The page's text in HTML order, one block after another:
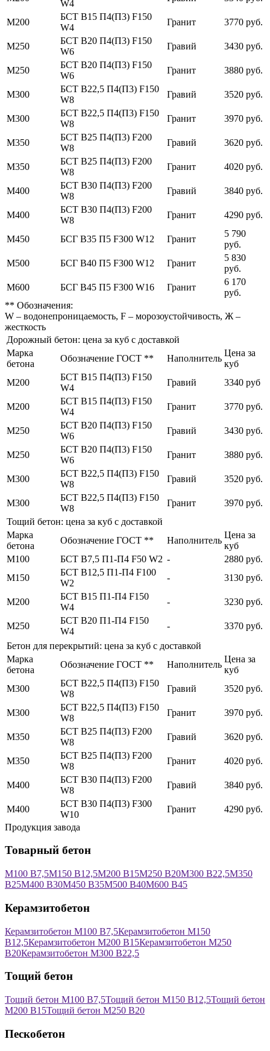
W4
М200
БСТ В15 П4(П3) F150
W4
Гранит 3770 руб.
М250
БСТ В20 П4(П3) F150
W6
Гравий 3430 руб.
М250
БСТ В20 П4(П3) F150
W6
Гранит 3880 руб.
М300
БСТ В22,5 П4(П3) F150
W8
Гравий 3520 руб.
М300
БСТ В22,5 П4(П3) F150
W8
Гранит 3970 руб.
М350
БСТ В25 П4(П3) F200
W8
Гравий 3620 руб.
М350
БСТ В25 П4(П3) F200
W8
Гранит 4020 руб.
М400
БСТ В30 П4(П3) F200
W8
Гравий 3840 руб.
М400
БСТ В30 П4(П3) F200
W8
Гранит 4290 руб.
М450 БСГ В35 П5 F300 W12 Гранит
5 790
руб.
М500
БСГ В40 П5 F300 W12 Гранит
5 830
руб.
М600
БСГ В45 П5 F300 W16 Гранит
6 170
руб.
** Обозначения:
W – водонепроницаемость, F – морозоустойчивость, Ж –
жесткость
Дорожный бетон: цена за куб с доставкой
Марка
бетона
Обозначение ГОСТ ** Наполнитель
Цена за
куб
М200
БСТ В15 П4(П3) F150
W4
Гравий 3340 руб
М200
БСТ В15 П4(П3) F150
W4
Гранит 3770 руб.
М250
БСТ В20 П4(П3) F150
W6
Гравий 3430 руб.
М250
БСТ В20 П4(П3) F150
W6
Гранит 3880 руб.
М300
БСТ В22,5 П4(П3) F150
W8
Гравий 3520 руб.
М300
БСТ В22,5 П4(П3) F150
W8
Гранит
3970 руб.
Тощий бетон: цена за куб с доставкой
Марка
бетона
Обозначение ГОСТ ** Наполнитель
Цена за
куб
М100
БСТ В7,5 П1-П4 F50 W2 -
2880 руб.
М150
БСТ В12,5 П1-П4 F100
W2
- 3130 руб.
М200
БСТ В15 П1-П4 F150
W4
- 3230 руб.
М250
БСТ В20 П1-П4 F150
W4
-
3370 руб.
Бетон для перекрытий: цена за куб с доставкой
Марка
бетона
Обозначение ГОСТ ** Наполнитель
Цена за
куб
М300
БСТ В22,5 П4(П3) F150
W8
Гравий 3520 руб.
М300
БСТ В22,5 П4(П3) F150
W8
Гранит 3970 руб.
М350
БСТ В25 П4(П3) F200
W8
Гравий 3620 руб.
М350
БСТ В25 П4(П3) F200
W8
Гранит 4020 руб.
М400
БСТ В30 П4(П3) F200
W8
Гравий 3840 руб.
М400
БСТ В30 П4(П3) F300
W10
Гранит
4290 руб.
Продукция завода
Товарный бетон
М100 В7,5М150 В12,5М200 В15М250 В20М300 В22,5М350
В25М400 В30М450 В35М500 В40М600 В45
Керамзитобетон
Керамзитобетон М100 В7,5Керамзитобетон М150
В12,5Керамзитобетон М200 В15Керамзитобетон М250
В20Керамзитобетон М300 В22,5
Тощий бетон
Тощий бетон М100 В7,5Тощий бетон М150 В12,5Тощий бетон
М200 В15Тощий бетон М250 В20
Пескобетон